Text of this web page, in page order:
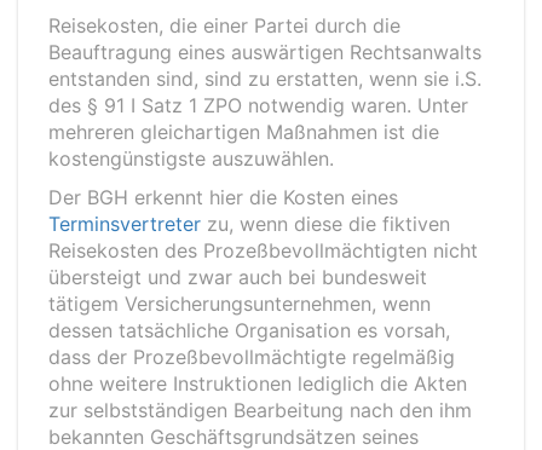
Reisekosten, die einer Partei durch die
Beauftragung eines auswärtigen Rechtsanwalts
entstanden sind, sind zu erstatten, wenn sie i.S.
des § 91 I Satz 1 ZPO notwendig waren. Unter
mehreren gleichartigen Maßnahmen ist die
kostengünstigste auszuwählen.
Der BGH erkennt hier die Kosten eines
Terminsvertreter zu, wenn diese die fiktiven
Reisekosten des Prozeßbevollmächtigten nicht
übersteigt und zwar auch bei bundesweit
tätigem Versicherungsunternehmen, wenn
dessen tatsächliche Organisation es vorsah,
dass der Prozeßbevollmächtigte regelmäßig
ohne weitere Instruktionen lediglich die Akten
zur selbstständigen Bearbeitung nach den ihm
bekannten Geschäftsgrundsätzen seines